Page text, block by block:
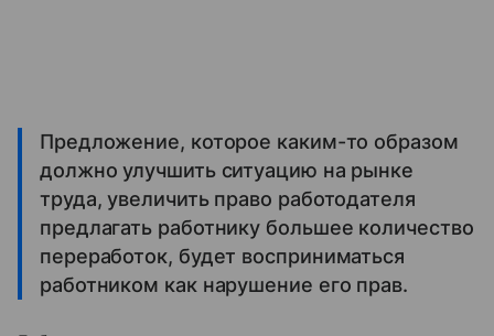
Предложение, которое каким-то образом
должно улучшить ситуацию на рынке
труда, увеличить право работодателя
предлагать работнику большее количество
переработок, будет восприниматься
работником как нарушение его прав.